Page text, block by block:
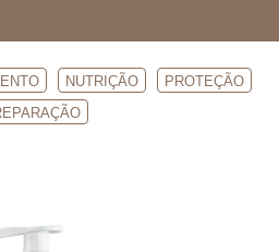
NUTRIÇÃO
PROTEÇÃO